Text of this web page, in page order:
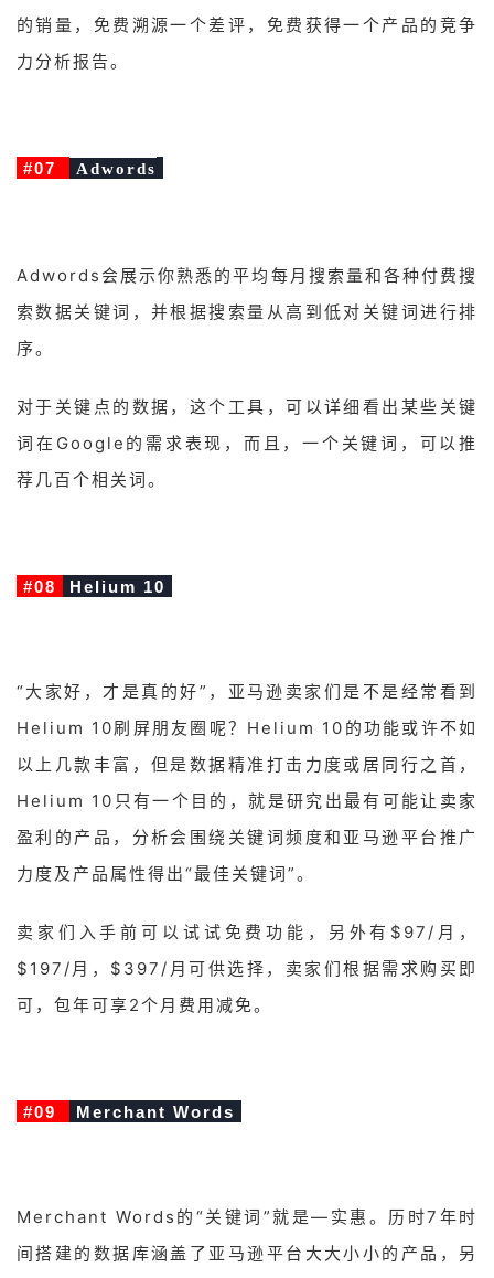
的销量，免费溯源一个差评，免费获得一个产品的竞争
力分析报告。
#07 Adwords
Adwords会展示你熟悉的平均每月搜索量和各种付费搜
索数据关键词，并根据搜索量从高到低对关键词进行排
序。
对于关键点的数据，这个工具，可以详细看出某些关键
词在Google的需求表现，而且，一个关键词，可以推
荐几百个相关词。
#08 Helium 10
“大家好，才是真的好”，亚马逊卖家们是不是经常看到
Helium 10刷屏朋友圈呢？Helium 10的功能或许不如
以上几款丰富，但是数据精准打击力度或居同行之首，
Helium 10只有一个目的，就是研究出最有可能让卖家
盈利的产品，分析会围绕关键词频度和亚马逊平台推广
力度及产品属性得出“最佳关键词”。
卖家们入手前可以试试免费功能，另外有$97/月，
$197/月，$397/月可供选择，卖家们根据需求购买即
可，包年可享2个月费用减免。
#09 Merchant Words
Merchant Words的“关键词”就是—实惠。历时7年时
间搭建的数据库涵盖了亚马逊平台大大小小的产品，另